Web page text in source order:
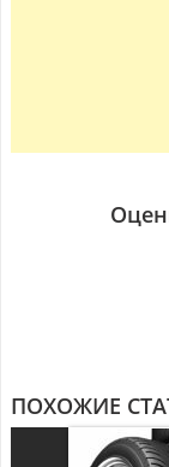
ПОХОЖИЕ